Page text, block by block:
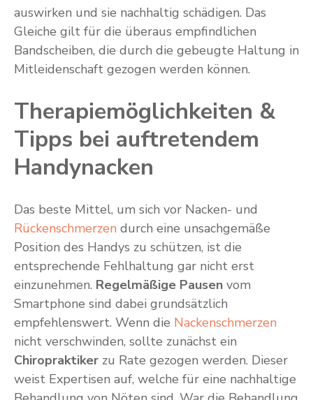
auswirken und sie nachhaltig schädigen. Das
Gleiche gilt für die überaus empfindlichen
Bandscheiben, die durch die gebeugte Haltung in
Mitleidenschaft gezogen werden können.
Therapiemöglichkeiten &
Tipps bei auftretendem
Handynacken
Das beste Mittel, um sich vor Nacken- und
Rückenschmerzen durch eine unsachgemäße
Position des Handys zu schützen, ist die
entsprechende Fehlhaltung gar nicht erst
einzunehmen. Regelmäßige Pausen vom
Smartphone sind dabei grundsätzlich
empfehlenswert. Wenn die Nackenschmerzen
nicht verschwinden, sollte zunächst ein
Chiropraktiker zu Rate gezogen werden. Dieser
weist Expertisen auf, welche für eine nachhaltige